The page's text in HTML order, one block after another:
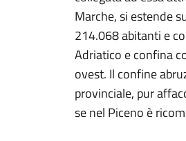
Marche, si estende
214.068 abitanti e
Adriatico e confina
ovest. Il confine
provinciale, pur
se nel Piceno è